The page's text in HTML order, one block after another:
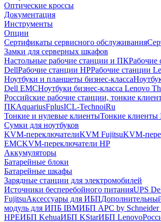
Оптические кроссы
Документация
Инструменты
Опции
Сертификаты сервисного обслуживания
Замки для серверных шкафов
Настольные рабочие станции и ПКРабочие
DellРабочие станции HPРабочие станции
Ноутбуки и планшеты бизнес-класса
Dell EMCНоутбуки бизнес-класса Lenovo
Российские рабочие станции, тонкие
ПКAquariusFplusICL-TechnoiRu
Тонкие и нулевые клиентыТонкие клиенты
Сумки для ноутбуков
KVM-переключателиKVM FujitsuKVM-
EMCKVM-переключатели HP
Аккумуляторы
Батарейные блоки
Батарейные шкафы
Зарядные станции для электромобилей
Источники бесперебойного питанияUPS
FujitsuАксессуары для ИБП
модуль для ИПБ IBMИБП APC by Schneider
HPEИБП KehuaИБП KStarИБП Lenovo